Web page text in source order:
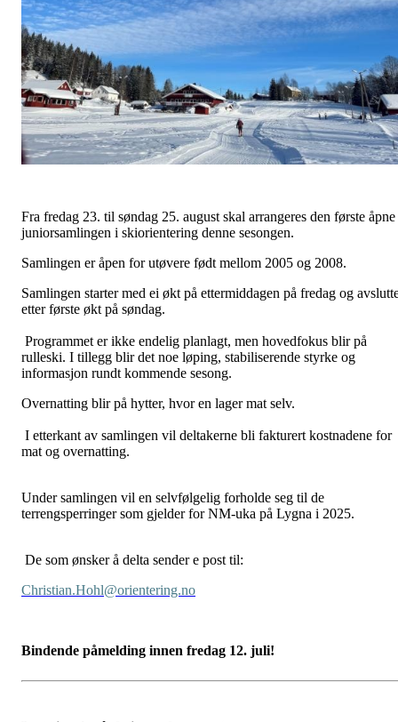
Fra fredag 23. til søndag 25. august skal arrangeres den første åpne
juniorsamlingen i skiorientering denne sesongen.
Samlingen er åpen for utøvere født mellom 2005 og 2008.
Samlingen starter med ei økt på ettermiddagen på fredag og
etter første økt på søndag.
Programmet er ikke endelig planlagt, men hovedfokus blir på
rulleski. I tillegg blir det noe løping, stabiliserende styrke og
informasjon rundt kommende sesong.
Overnatting blir på hytter, hvor en lager mat selv.
I etterkant av samlingen vil deltakerne bli fakturert kostnadene for
mat og overnatting.
Under samlingen vil en selvfølgelig forholde seg til de
terrengsperringer som gjelder for NM-uka på Lygna i 2025.
De som ønsker å delta sender e post til:
Christian.Hohl@orientering.no
Bindende påmelding innen fredag 12. juli!